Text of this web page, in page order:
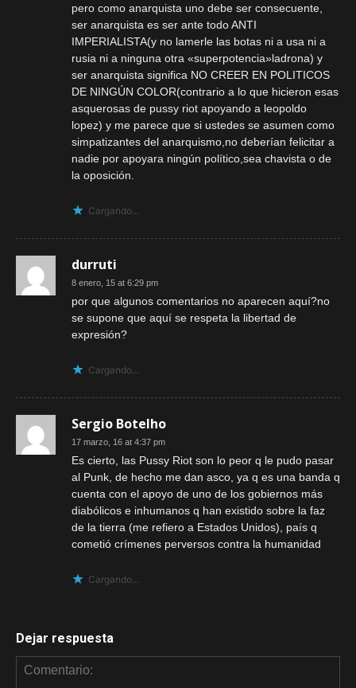
pero como anarquista uno debe ser consecuente,
ser anarquista es ser ante todo ANTI
IMPERIALISTA(y no lamerle las botas ni a usa ni a
rusia ni a ninguna otra «superpotencia»ladrona) y
ser anarquista significa NO CREER EN POLITICOS
DE NINGÚN COLOR(contrario a lo que hicieron esas
asquerosas de pussy riot apoyando a leopoldo
lopez) y me parece que si ustedes se asumen como
simpatizantes del anarquismo,no deberían felicitar a
nadie por apoyara ningún político,sea chavista o de
la oposición.
Cargando...
durruti
8 enero, 15 at 6:29 pm
por que algunos comentarios no aparecen aquí?no
se supone que aquí se respeta la libertad de
expresión?
Cargando...
Sergio Botelho
17 marzo, 16 at 4:37 pm
Es cierto, las Pussy Riot son lo peor q le pudo pasar
al Punk, de hecho me dan asco, ya q es una banda q
cuenta con el apoyo de uno de los gobiernos más
diabólicos e inhumanos q han existido sobre la faz
de la tierra (me refiero a Estados Unidos), país q
cometió crímenes perversos contra la humanidad
Cargando...
Dejar respuesta